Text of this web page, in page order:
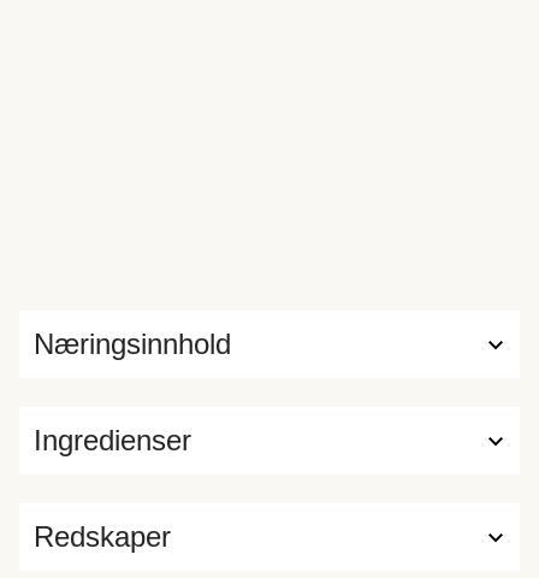
Ingredienser
Næringsinnhold
Redskaper